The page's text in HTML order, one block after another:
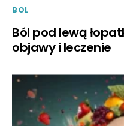
BOL
Ból pod lewą
objawy i leczenie